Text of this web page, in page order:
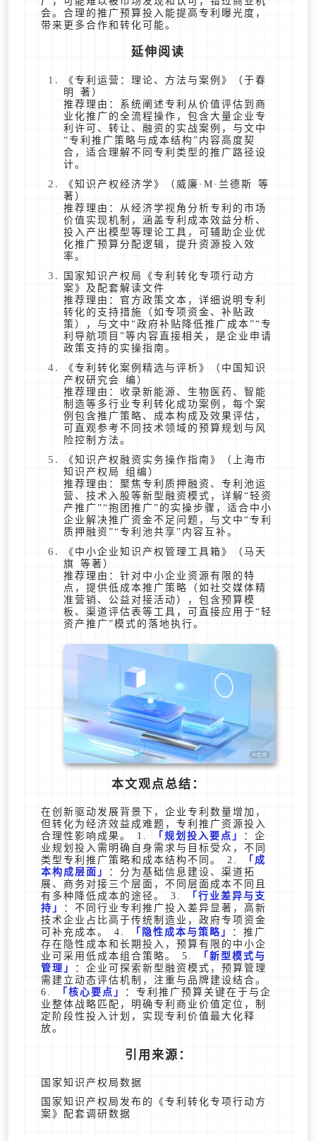
会。合理的推广预算投入能提高专利曝光度，
带来更多合作和转化可能。
延伸阅读
《专利运营：理论、方法与案例》（于春
明 著）
推荐理由：系统阐述专利从价值评估到商
业化推广的全流程操作，包含大量企业专
利许可、转让、融资的实战案例，与文中
“专利推广策略与成本结构”内容高度契
合，适合理解不同专利类型的推广路径设
计。
《知识产权经济学》（威廉·M·兰德斯 等
著）
推荐理由：从经济学视角分析专利的市场
价值实现机制，涵盖专利成本效益分析、
投入产出模型等理论工具，可辅助企业优
化推广预算分配逻辑，提升资源投入效
率。
国家知识产权局《专利转化专项行动方
案》及配套解读文件
推荐理由：官方政策文本，详细说明专利
转化的支持措施（如专项资金、补贴政
策），与文中“政府补贴降低推广成本”“专
利导航项目”等内容直接相关，是企业申请
政策支持的实操指南。
《专利转化案例精选与评析》（中国知识
产权研究会 编）
推荐理由：收录新能源、生物医药、智能
制造等多行业专利转化成功案例，每个案
例包含推广策略、成本构成及效果评估，
可直观参考不同技术领域的预算规划与风
险控制方法。
《知识产权融资实务操作指南》（上海市
知识产权局 组编）
推荐理由：聚焦专利质押融资、专利池运
营、技术入股等新型融资模式，详解“轻资
产推广”“抱团推广”的实操步骤，适合中小
企业解决推广资金不足问题，与文中“专利
质押融资”“专利池共享”内容互补。
《中小企业知识产权管理工具箱》（马天
旗 等著）
推荐理由：针对中小企业资源有限的特
点，提供低成本推广策略（如社交媒体精
准营销、公益对接活动），包含预算模
板、渠道评估表等工具，可直接应用于“轻
资产推广”模式的落地执行。
本文观点总结：
在创新驱动发展背景下，企业专利数量增加，
但转化为经济效益成难题，专利推广资源投入
合理性影响成果。 1.
规划投入要点
：企
业规划投入需明确自身需求与目标受众，不同
类型专利推广策略和成本结构不同。 2.
成
本构成层面
：分为基础信息建设、渠道拓
展、商务对接三个层面，不同层面成本不同且
有多种降低成本的途径。 3.
行业差异与支
持
：不同行业专利推广投入差异显著，高新
技术企业占比高于传统制造业，政府专项资金
可补充成本。 4.
隐性成本与策略
：推广
存在隐性成本和长期投入，预算有限的中小企
业可采用低成本组合策略。 5.
新型模式与
管理
：企业可探索新型融资模式，预算管理
需建立动态评估机制，注重与品牌建设结合。
6.
核心要点
：专利推广预算关键在于与企
业整体战略匹配，明确专利商业价值定位，制
定阶段性投入计划，实现专利价值最大化释
放。
引用来源：
国家知识产权局数据
国家知识产权局发布的《专利转化专项行动方
案》配套调研数据